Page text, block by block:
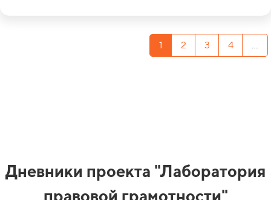
1 2 3 4
Дневники проекта "Лаборатория
правовой грамотности"